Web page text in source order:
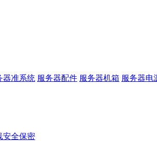
器准系统 服务器配件 服务器机箱 服务器电
安全保密